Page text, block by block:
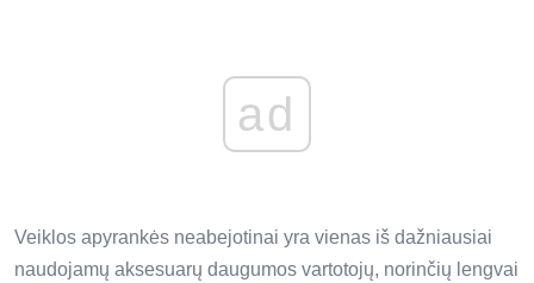
ad
Veiklos apyrankės neabejotinai yra vienas iš dažniausiai
naudojamų aksesuarų daugumos vartotojų, norinčių lengvai